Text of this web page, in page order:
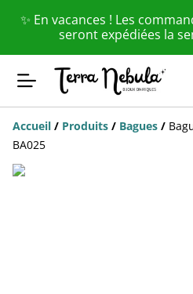
✨ En vacances ! Les
seront expédiées la
Accueil / Produits / Bagues /
BA025